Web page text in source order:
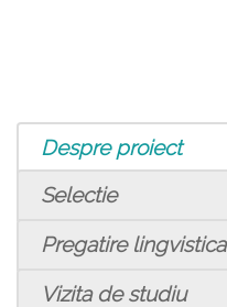
Despre proiect
Selectie
Pregatire lingvistica
Vizita de studiu